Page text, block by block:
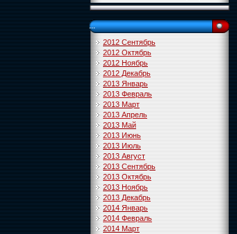
...
2012 Сентябрь
2012 Октябрь
2012 Ноябрь
2012 Декабрь
2013 Январь
2013 Февраль
2013 Март
2013 Апрель
2013 Май
2013 Июнь
2013 Июль
2013 Август
2013 Сентябрь
2013 Октябрь
2013 Ноябрь
2013 Декабрь
2014 Январь
2014 Февраль
2014 Март